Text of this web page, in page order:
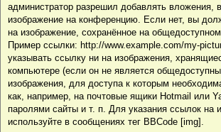
администратор разрешил добавлять вложения,
изображение на конференцию. Если нет, вы
на изображение, сохранённое на общедоступном
Пример ссылки: http://www.example.com/my-
указывать ссылку ни на изображения,
компьютере (если он не является
изображения, для доступа к которым
как, например, на почтовые ящики Hotmail или
паролями сайты и т. п. Для указания ссылок на
используйте в сообщениях тег BBCode [img].